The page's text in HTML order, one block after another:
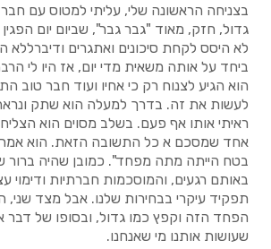
בצניחה הראשונה שלי, עליתי למטוס עם
גדול, חזק, מאוד "גבר גבר", שביום יום
לא היסס לקחת סיכונים ואתגרים
ביחד על אותה משאית מדי יום, אז היו לי
הוא הגיע לצנוח רק כי אחיו ועוד חבר טוב
לעשות את זה. בדרך למעלה הוא שתק
ראיתי אותו אף פעם. בשלב מסוים הוא
אחד שמסכם א כל התשובה הזאת. הוא
בטח הייתה מתה מפחד". כמובן שהיה ברור
באותם רגעים, והמוסכמות חברתיות ודימוי
תפקיד עיקרי בבחירות שלנו. אבל מצד שני,
הפחד הזה וקפץ כמו גדול, ובסופו של דבר
שעושות אותנו מי שאנחנו.